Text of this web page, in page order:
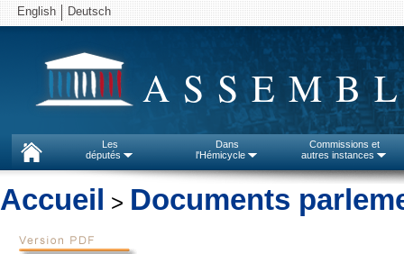
English Deutsch
Les
députés
Dans
l'Hémicycle
Commissions et
autres instances
Accueil > Documents